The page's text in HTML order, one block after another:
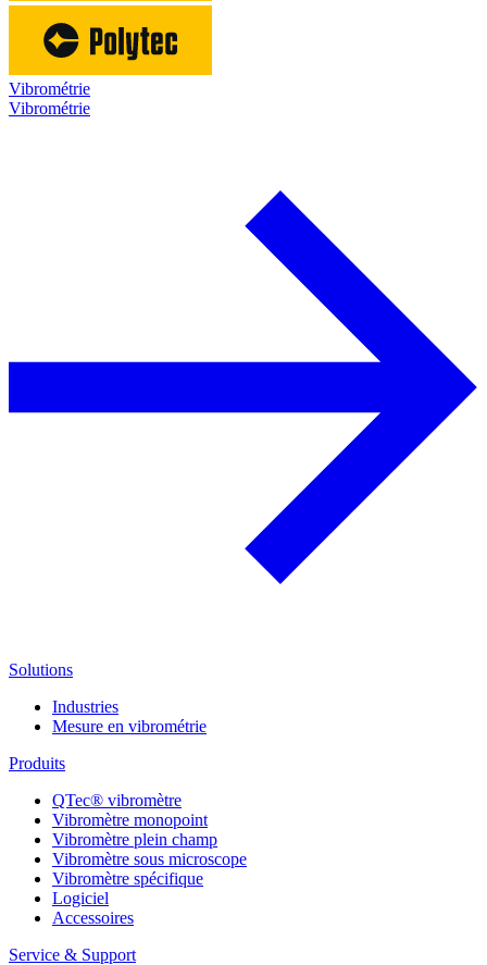
Vibrométrie
Vibrométrie
Solutions
Industries
Mesure en vibrométrie
Produits
QTec® vibromètre
Vibromètre monopoint
Vibromètre plein champ
Vibromètre sous microscope
Vibromètre spécifique
Logiciel
Accessoires
Service & Support